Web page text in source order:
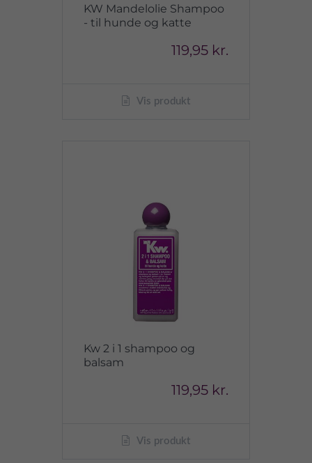
KW Mandelolie Shampoo
- til hunde og katte
119,95 kr.
Vis produkt
Kw 2 i 1 shampoo og
balsam
119,95 kr.
Vis produkt